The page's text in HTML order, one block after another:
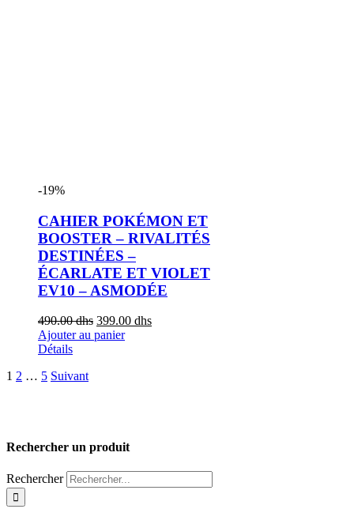
-19%
CAHIER POKÉMON ET
BOOSTER – RIVALITÉS
DESTINÉES –
ÉCARLATE ET VIOLET
EV10 – ASMODÉE
490.00dhs 399.00 dhs
Ajouter au panier
Détails
1 2 … 5 Suivant
Rechercher un produit
Rechercher